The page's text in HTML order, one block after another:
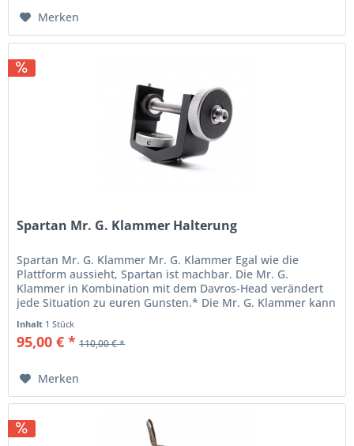
Merken
Spartan Mr. G. Klammer Halterung
Spartan Mr. G. Klammer Mr. G. Klammer Egal wie die
Plattform aussieht, Spartan ist machbar. Die Mr. G.
Klammer in Kombination mit dem Davros-Head verändert
jede Situation zu euren Gunsten.* Die Mr. G. Klammer kann
Inhalt 1 Stück
95,00 € * 110,00 € *
Merken